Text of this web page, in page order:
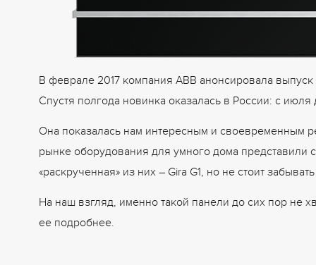
В феврале 2017 компания ABB анонсировала
Спустя полгода новинка оказалась в России: с
Она показалась нам интересным и своевременным
рынке оборудования для умного дома
«раскрученная» из них – Gira G1, но не стоит
На наш взгляд, именно такой панели до сих пор не
ее подробнее.